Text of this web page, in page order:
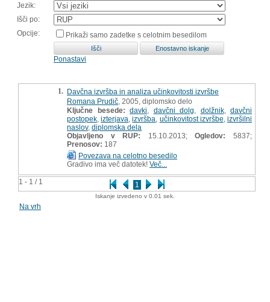
Jezik:
Išči po:
Opcije:
Prikaži samo zadetke s celotnim besedilom
Ponastavi
1 - 1 / 1 1
1. Davčna izvršba in analiza učinkovitosti izvršbe
Romana Prudič , 2005, diplomsko delo
Ključne besede: davki davčni dolg dolžnik, davčni
postopek ,izterjava ,izvršba učinkovitost izvršbe ,izvršilni
naslov, diplomska dela
Objavljeno v RUP: 15.10.2013;Ogledov:
5837;
Prenosov: 187
Povezava na celotno besedilo
Gradivo ima več datotek! Več...
Iskanje izvedeno v 0.01 sek.
Na vrh